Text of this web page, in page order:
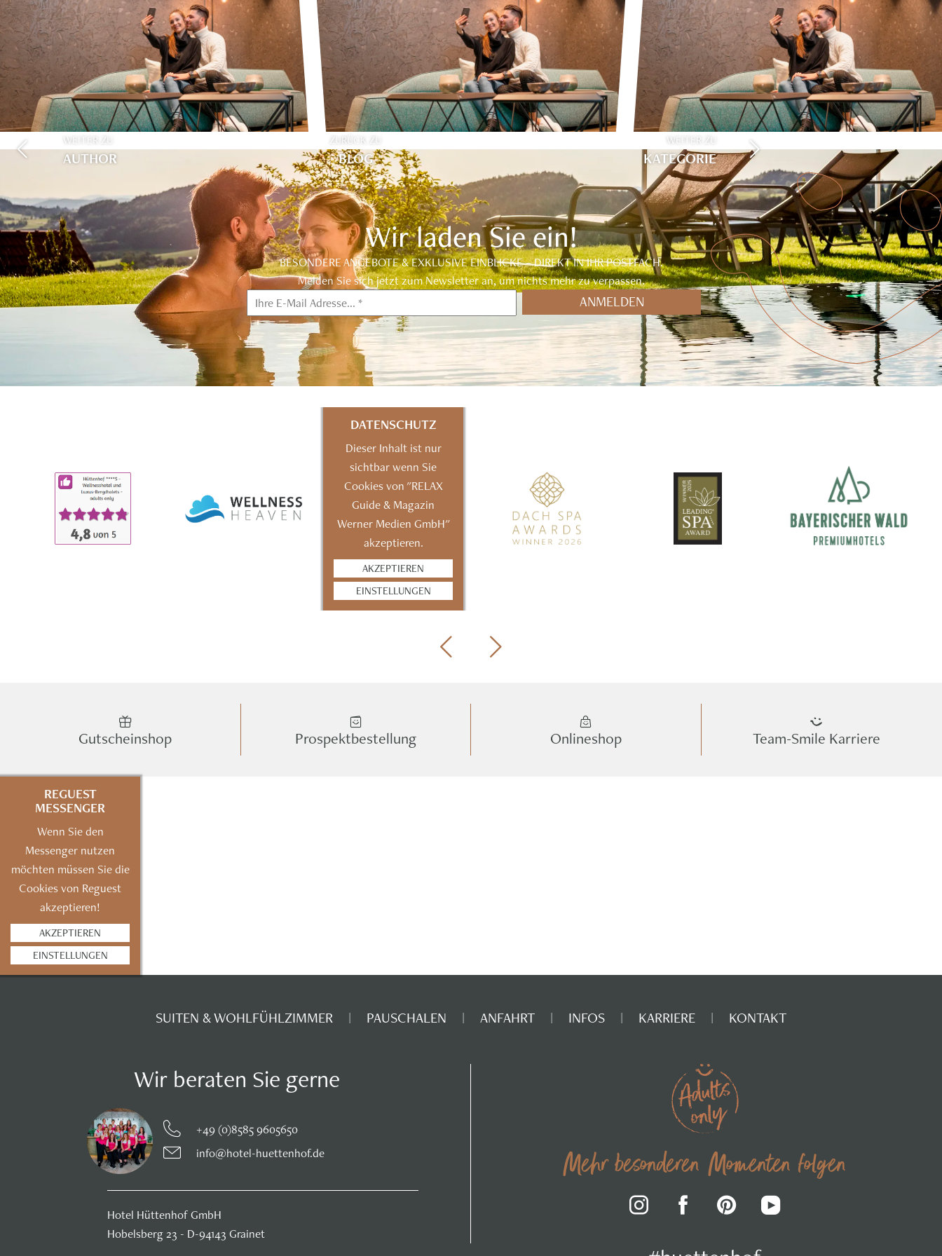
WEITER ZU
AUTHOR
ZURÜCK ZU
BLOG
WEITER ZU
KATEGORIE
Wir laden Sie ein!
BESONDERE ANGEBOTE & EXKLUSIVE EINBLICKE – DIREKT IN IHR POSTFACH.
Melden Sie sich jetzt zum Newsletter an, um nichts mehr zu verpassen.
DATENSCHUTZ
Dieser Inhalt ist nur
sichtbar wenn Sie
Cookies von "RELAX
Guide & Magazin
Werner Medien GmbH"
akzeptieren.
AKZEPTIEREN
EINSTELLUNGEN
Gutscheinshop Prospektbestellung Onlineshop Team-Smile Karriere
REGUEST
MESSENGER
Wenn Sie den
Messenger nutzen
möchten müssen Sie die
Cookies von Reguest
akzeptieren!
AKZEPTIEREN
EINSTELLUNGEN
SUITEN & WOHLFÜHLZIMMER PAUSCHALEN ANFAHRT INFOS KARRIERE KONTAKT
Wir beraten Sie gerne
+49 (0)8585 9605650
info@hotel-huettenhof.de
Hotel Hüttenhof GmbH
Hobelsberg 23 - D-94143 Grainet
Mehr besonderen Momenten folgen